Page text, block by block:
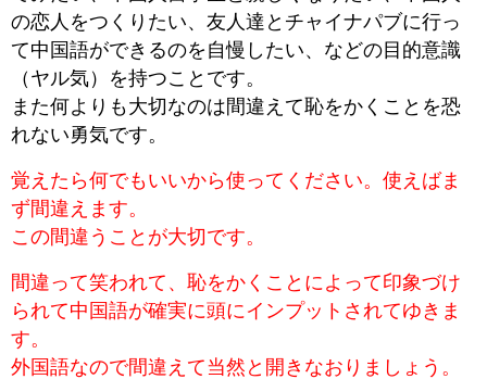
の恋人をつくりたい、友人達とチャイナパブに行っ
て中国語ができるのを自慢したい、などの目的意識
（ヤル気）を持つことです。
また何よりも大切なのは間違えて恥をかくことを恐
れない勇気です。
覚えたら何でもいいから使ってください。使えばま
ず間違えます。
この間違うことが大切です。
間違って笑われて、恥をかくことによって印象づけ
られて中国語が確実に頭にインプットされてゆきま
す。
外国語なので間違えて当然と開きなおりましょう。